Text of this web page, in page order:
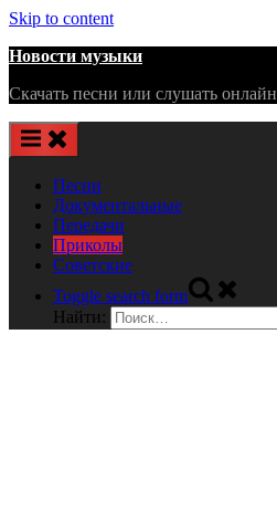
Skip to content
Новости музыки
Скачать песни или слушать онлайн
Песни
Документальные
Передачи
Приколы
Советские
Toggle search form
Найти: